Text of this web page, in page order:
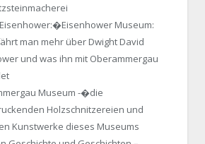
Museum:
man mehr über Dwight David
und was ihn mit Oberammergau
Museum -�die
Holzschnitzereien und
Kunstwerke dieses Museums